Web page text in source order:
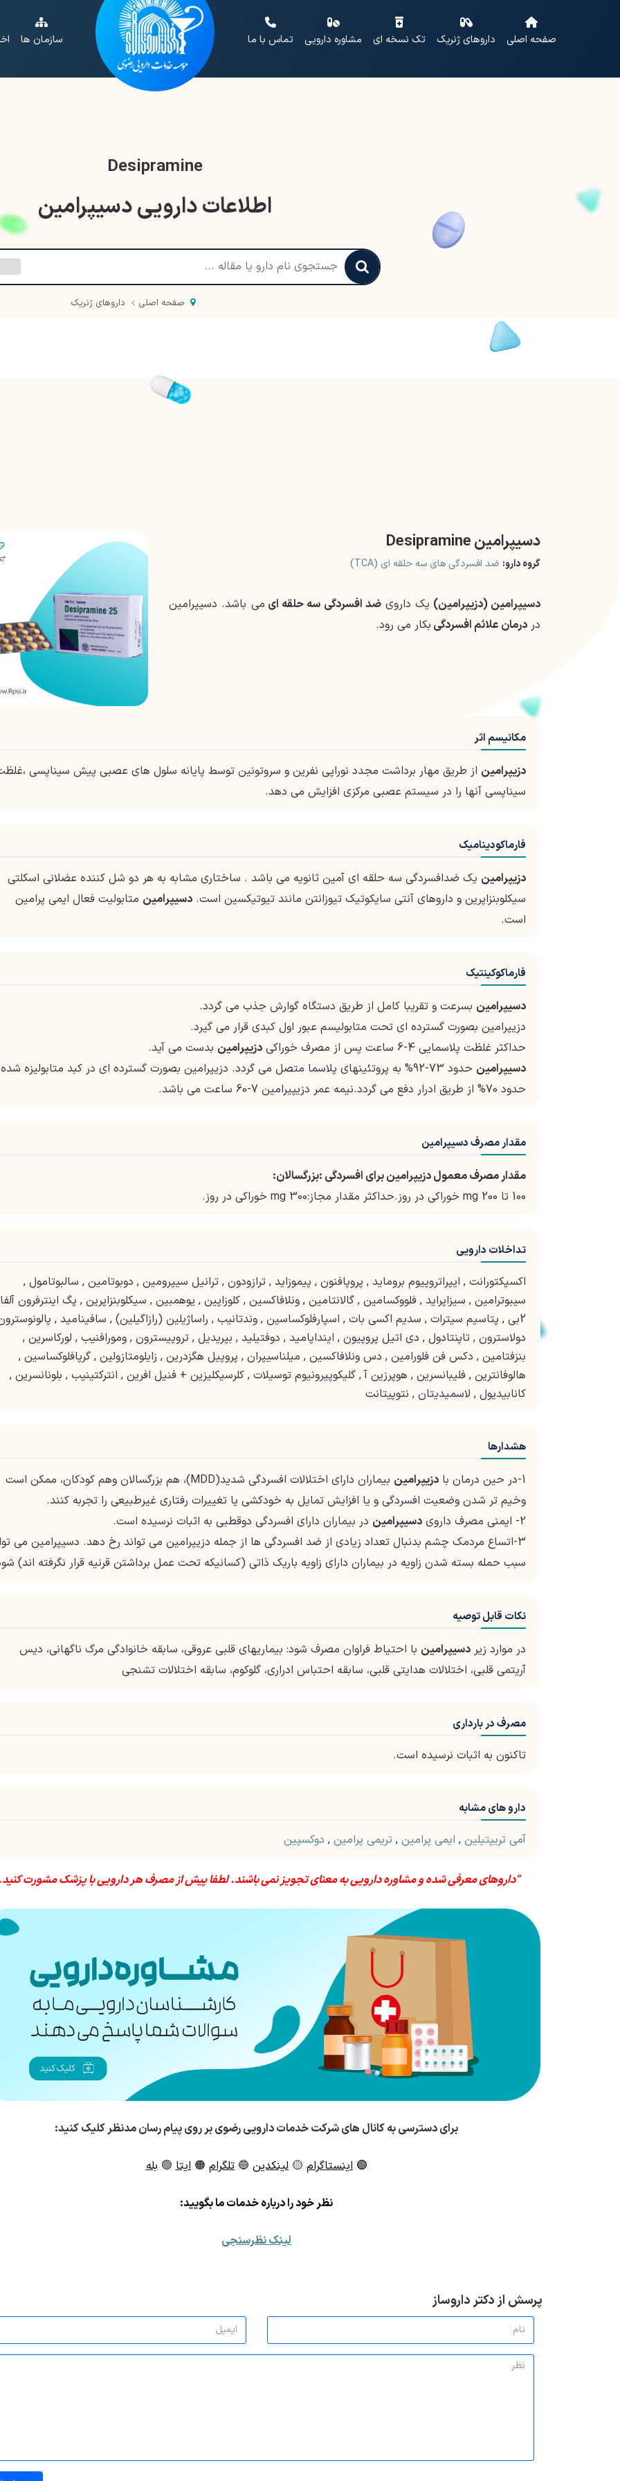
صفحه اصلی داروهای ژنریک تک نسخه ای مشاوره دارویی تماس با ما سازمان ها
Desipramine
اطلاعات دارویی دسیپرامین
صفحه اصلی داروهای ژنریک
دسیپرامین Desipramine
گروه دارو: ضد افسردگی های سه حلقه ای (TCA)
دسیپرامین (دزیپرامین) یک دارویضد افسردگی سه حلقه ای می باشد. دسیپرامین
در درمان علائم افسردگی بکار می رود.
مکانیسم اثر
دزیپرامین از طریق مهار برداشت مجدد نوراپی نفرین و سروتونین توسط پایانه سلول های عصبی پیش سیناپسی
سیناپسی آنها را در سیستم عصبی مرکزی افزایش می دهد.
فارماکودینامیک
دزیپرامین یک ضدافسردگی سه حلقه ای آمین ثانویه می باشد . ساختاری مشابه به هر دو شل کننده عضلانی اسکلتی
سیکلوبنزاپرین و داروهای آنتی سایکوتیک تیوزانتن مانند تیوتیکسین است. دسیپرامین متابولیت فعال ایمی پرامین
است.
فارماکوکینتیک
دسیپرامین بسرعت و تقریبا کامل از طریق دستگاه گوارش جذب می گردد.
دزیپرامین بصورت گسترده ای تحت متابولیسم عبور اول کبدی قرار می گیرد.
حداکثر غلظت پلاسمایی 4-6 ساعت پس از مصرف خوراکی
دزیپرامین بدست می آید.
دسیپرامین
حدود 73-92% به پروتئینهای پلاسما متصل می گردد. دزیپرامین بصورت گسترده ای در کبد متابولیزه
حدود 70% از طریق ادرار دفع می گردد.نیمه عمر دزیپیرامین 7-60 ساعت می باشد.
مقدار مصرف دسیپرامین
مقدار مصرف معمول دزیپرامین برای افسردگی :بزرگسالان:
100 تا 200 mg خوراکی در روز.حداکثر مقدار مجاز:300 mg خوراکی در روز.
تداخلات دارویی
اکسپکتورانت , ایپراتروپیوم بروماید , پروپافنون , پیموزاید , ترازودون , ترانیل سیپرومین , دوبوتامین , سالبوتامول ,
سیبوترامین , سیزاپراید , فلووکسامین , گالانتامین , ونلافاکسین , کلوزاپین , یوهمبین , سیکلوبنزاپرین , پگ اینترفرون آلفا
2بی
, پتاسیم سیترات , سدیم اکسی بات , اسپارفلوکساسین , وندتانیب , راساژیلین (رازاگیلین) , سافینامید ,
دولاسترون , تاپنتادول , دی اتیل پروپیون , اینداپامید , دوفتیلید , بپریدیل , تروپیسترون , ومورافنیب , لورکاسرین ,
بنزفتامین , دکس فن فلورامین , دس ونلافاکسین , میلناسیپران , پروپیل هگزدرین , زایلومتازولین , گرپافلوکساسین ,
هالوفانترین , فلیبانسرین , هوپرزین آ , گلیکوپیرونیوم توسیلات , کلرسیکلیزین + فنیل افرین , انترکتینیب , بلونانسرین ,
کانابیدیول , لاسمیدیتان , نتوپیتانت
هشدارها
1-در حین درمان با دزیپرامین
بیماران دارای اختلالات افسردگی شدید(MDD)، هم بزرگسالان وهم کودکان، ممکن است
وخیم تر شدن وضعیت افسردگی و یا افزایش تمایل به خودکشی یا تغییرات رفتاری غیرطبیعی را تجربه کنند.
2- ایمنی مصرف داروی
دسیپرامین در بیماران دارای افسردگی دوقطبی به اثبات نرسیده است.
3-اتساع مردمک چشم بدنبال تعداد زیادی از ضد افسردگی ها از جمله دزیپرامین می تواند رخ دهد. دسیپرامین می
سبب حمله بسته شدن زاویه در بیماران دارای زاویه باریک ذاتی (کسانیکه تحت عمل برداشتن قرنیه قرار نگرفته اند)
نکات قابل توصیه
در موارد زیر دسیپرامین با احتیاط فراوان مصرف شود: بیماریهای قلبی عروقی، سابقه خانوادگی مرگ ناگهانی، دیس
آریتمی قلبی، اختلالات هدایتی قلبی، سابقه احتباس ادراری، گلوکوم، سابقه اختلالات تشنجی
مصرف در بارداری
تاکنون به اثبات نرسیده است.
دارو های مشابه
آمی تریپتیلین , ایمی پرامین , تریمی پرامین , دوکسپین
"داروهای معرفی شده و مشاوره دارویی به معنای تجویز نمی باشند. لطفا پیش از مصرف هر دارویی با پزشک مشورت
برای دسترسی به کانال های شرکت خدمات دارویی رضوی بر روی پیام رسان مدنظر کلیک کنید:
🟣اینستاگرام 🟡لینکدین 🔵تلگرام 🟠ایتا🟢بله
نظر خود را درباره خدمات ما بگویید:
لینک نظرسنجی
پرسش از دکتر داروساز